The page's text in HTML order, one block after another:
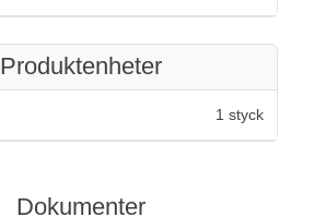
Produktenheter
1 styck
Dokumenter